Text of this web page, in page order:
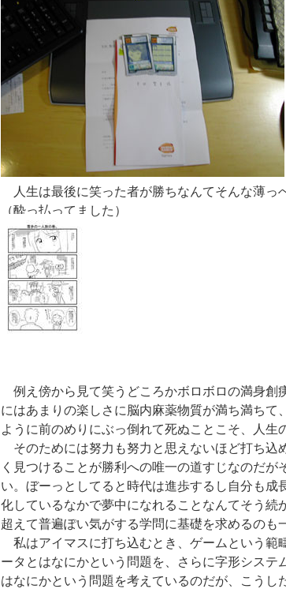
人生は最後に笑った者が勝ちなんてそんな薄っ
（酔っ払ってました）
例え傍から見て笑うどころかボロボロの満身創
にはあまりの楽しさに脳内麻薬物質が満ち満ちて
ように前のめりにぶっ倒れて死ぬことこそ、人生
そのためには努力も努力と思えないほど打ち込
く見つけることが勝利への唯一の道すじなのだが
い。ぼーっとしてると時代は進歩するし自分も成
化しているなかで夢中になれることなんてそう続
超えて普遍ぽい気がする学問に基礎を求めるのも
私はアイマスに打ち込むとき、ゲームという範
ータとはなにかという問題を、さらに字形システ
はなにかという問題を考えているのだが、こうし